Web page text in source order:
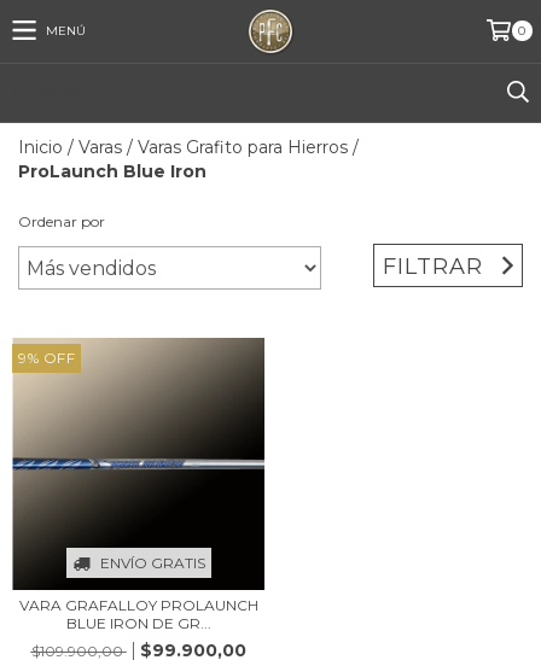
MENÚ 0
Inicio / Varas / Varas Grafito para Hierros /
ProLaunch Blue Iron
Ordenar por
FILTRAR
9% OFF
ENVÍO GRATIS
VARA GRAFALLOY PROLAUNCH
BLUE IRON DE GR...
$109.900,00
$99.900,00